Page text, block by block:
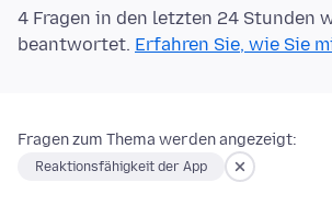
4 Fragen in den letzten 24 Stunden
beantwortet. Erfahren Sie, wie Sie
Fragen zum Thema werden angezeigt:
Reaktionsfähigkeit der App